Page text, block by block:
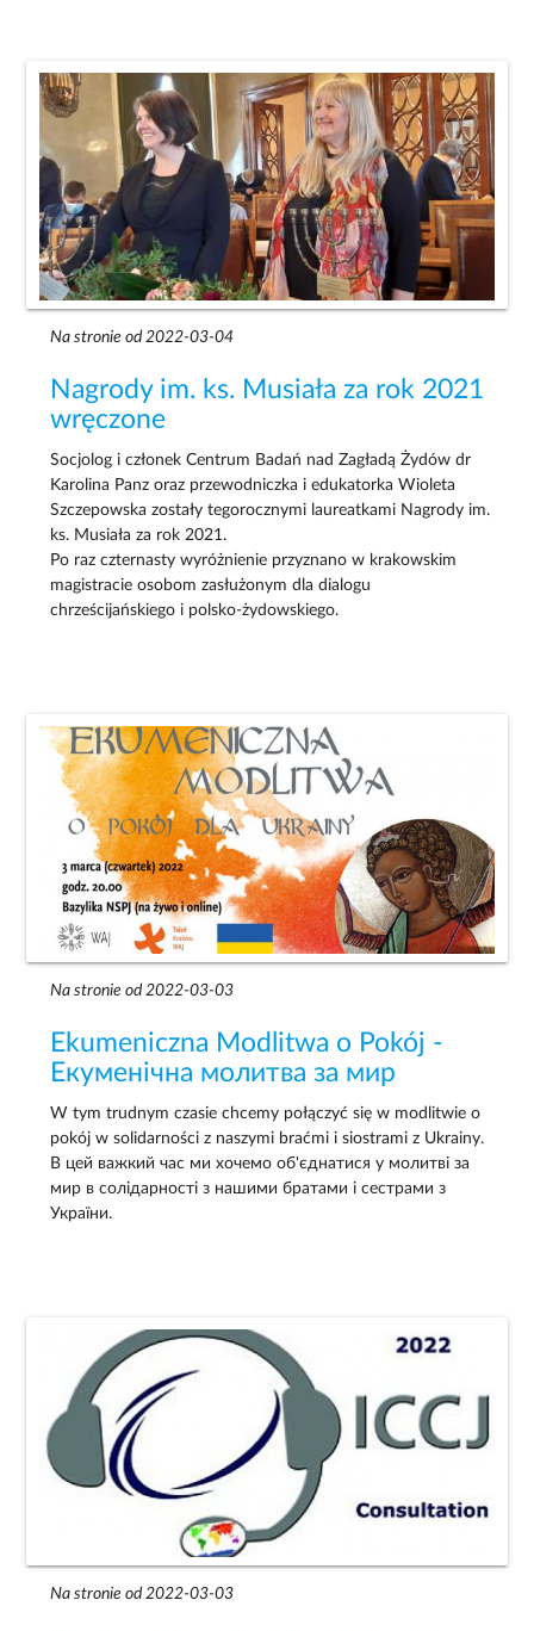
Na stronie od 2022-03-04
Nagrody im. ks. Musiała za rok 2021
wręczone
Socjolog i członek Centrum Badań nad Zagładą Żydów dr
Karolina Panz oraz przewodniczka i edukatorka Wioleta
Szczepowska zostały tegorocznymi laureatkami Nagrody im.
ks. Musiała za rok 2021.
Po raz czternasty wyróżnienie przyznano w krakowskim
magistracie osobom zasłużonym dla dialogu
chrześcijańskiego i polsko-żydowskiego.
Na stronie od 2022-03-03
Ekumeniczna Modlitwa o Pokój -
Екуменічна молитва за мир
W tym trudnym czasie chcemy połączyć się w modlitwie o
pokój w solidarności z naszymi braćmi i siostrami z Ukrainy.
В цей важкий час ми хочемо об'єднатися у молитві за
мир в солідарності з нашими братами і сестрами з
України.
Na stronie od 2022-03-03